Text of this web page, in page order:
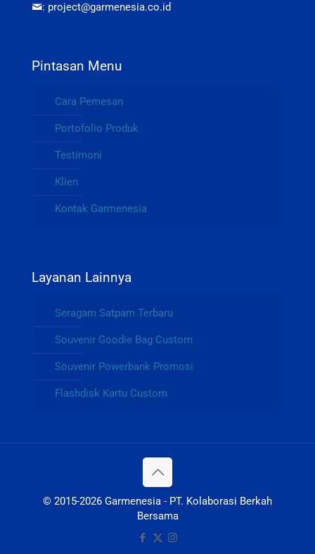
: project@garmenesia.co.id
Pintasan Menu
Cara Pemesan
Portofolio Produk
Testimoni
Klien
Kontak Garmenesia
Layanan Lainnya
Seragam Satpam Terbaru
Souvenir Goodie Bag Custom
Souvenir Powerbank Promosi
Flashdisk Kartu Custom
© 2015-2026 Garmenesia - PT. Kolaborasi Berkah
Bersama